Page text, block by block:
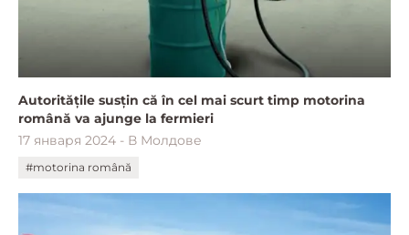
Autoritățile susțin că în cel mai scurt timp motorina
română va ajunge la fermieri
17 января 2024 - В Молдове
#motorina română